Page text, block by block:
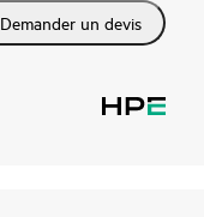
Demander un devis